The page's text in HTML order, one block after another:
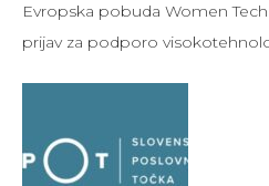
Evropska pobuda Women
prijav za podporo